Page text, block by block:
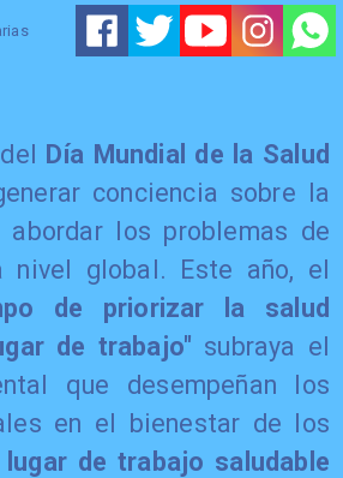
Día Mundial de la Salud
conciencia sobre la
abordar los problemas de
nivel global. Este año, el
de priorizar la salud
de trabajo" subraya el
que desempeñan los
en el bienestar de los
lugar de trabajo saludable